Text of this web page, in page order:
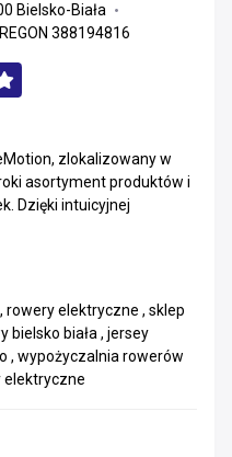
Bielsko-Biała
REGON 388194816
zlokalizowany w
asortyment produktów i
Dzięki intuicyjnej
rowery elektryczne , sklep
bielsko biała , jersey
, wypożyczalnia rowerów
elektryczne